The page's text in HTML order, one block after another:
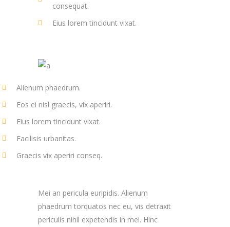
consequat.
Eius lorem tincidunt vixat.
Alienum phaedrum.
Eos ei nisl graecis, vix aperiri.
Eius lorem tincidunt vixat.
Facilisis urbanitas.
Graecis vix aperiri conseq.
Mei an pericula euripidis. Alienum
phaedrum torquatos nec eu, vis detraxit
periculis nihil expetendis in mei. Hinc